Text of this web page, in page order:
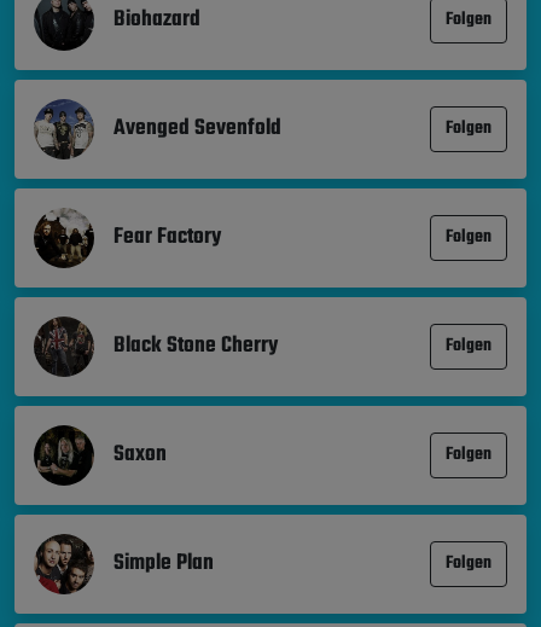
Biohazard Folgen
Avenged Sevenfold Folgen
Fear Factory Folgen
Black Stone Cherry Folgen
Saxon Folgen
Simple Plan Folgen